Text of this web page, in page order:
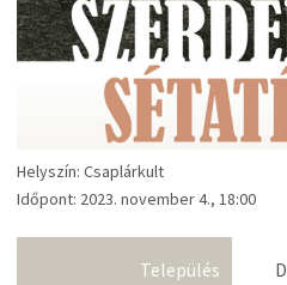
Helyszín: Csaplárkult
Időpont: 2023. november 4., 18:00
Település